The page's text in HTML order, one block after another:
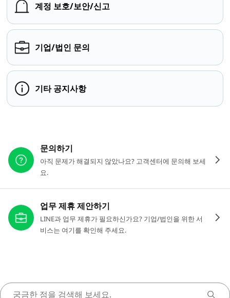
계정 보호/보안/신고
기업/법인 문의
기타 공지사항
문의하기
아직 문제가 해결되지 않았나요? 고객센터에 문의해 보세
요.
업무 제휴 제안하기
LINE과 업무 제휴가 필요하신가요? 기업/법인을 위한 서
비스는 여기를 확인해 주세요.